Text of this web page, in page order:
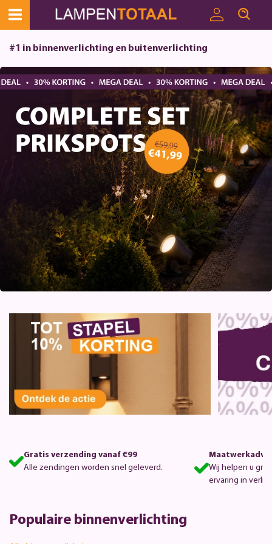
#1 in binnenverlichting en buitenverlichting
Gratis verzending vanaf €99
Alle zendingen worden snel geleverd.
Wij helpen u
ervaring in
Populaire binnenverlichting